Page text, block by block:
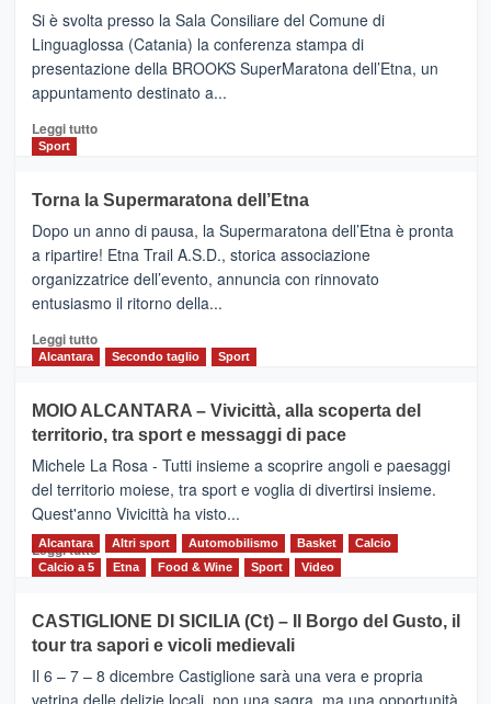
Al
via
i
collegamenti
Si è svolta presso la Sala Consiliare del Comune di
Linguaglossa (Catania) la conferenza stampa di
presentazione della BROOKS SuperMaratona dell’Etna, un
appuntamento destinato a...
Leggi tuttoLeggi
BROOKS
SuperMaratona
dell’Etna,
presentata
l’edizione
2026
Sport
Torna la Supermaratona dell’Etna
Dopo un anno di pausa, la Supermaratona dell’Etna è pronta
a ripartire! Etna Trail A.S.D., storica associazione
organizzatrice dell’evento, annuncia con rinnovato
entusiasmo il ritorno della...
Leggi tuttoLeggi
Torna
la
Supermaratona
dell’Etna
Alcantara Secondo taglio Sport
MOIO ALCANTARA – Vivicittà, alla scoperta del
territorio, tra sport e messaggi di pace
Michele La Rosa - Tutti insieme a scoprire angoli e paesaggi
del territorio moiese, tra sport e voglia di divertirsi insieme.
Quest'anno Vivicittà ha visto...
Leggi tutto Leggi
MOIO
ALCANTARA
–
Vivicittà,
Alcantara Altri sport Automobilismo Basket
Calcio
Calcio a 5
Etna Food & Wine Sport Video
CASTIGLIONE DI SICILIA (Ct) – Il Borgo del Gusto, il
tour tra sapori e vicoli medievali
Il 6 – 7 – 8 dicembre Castiglione sarà una vera e propria
vetrina delle delizie locali, non una sagra, ma una opportunità